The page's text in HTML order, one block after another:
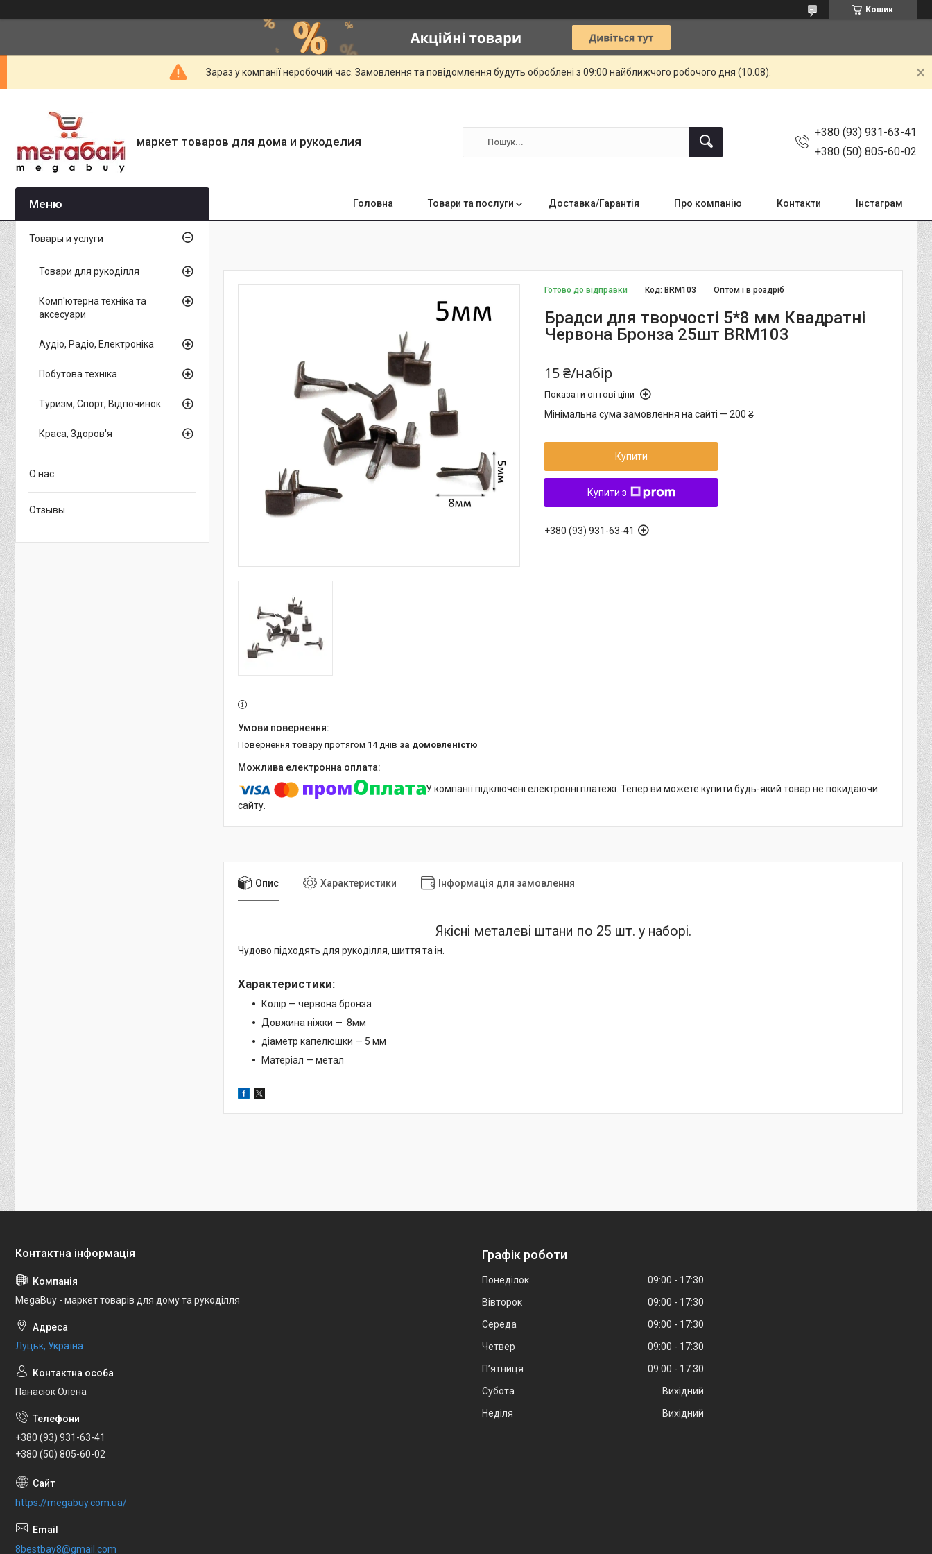
Кошик
Зараз у компанії неробочий час. Замовлення та повідомлення будуть оброблені з 09:00 найближчого робочого дня (10.08).
маркет товаров для дома и рукоделия
+380 (93) 931-63-41
+380 (50) 805-60-02
Головна Товари та послуги Доставка/Гарантія Про компанію Контакти Інстаграм
Готово до відправки Оптом і в роздріб
Код: BRM103
Брадси для творчості 5*8 мм Квадратні
Червона Бронза 25шт BRM103
15 ₴/набір
Показати оптові ціни
Мінімальна сума замовлення на сайті — 200 ₴
Купити
Купити з
+380 (93) 931-63-41
повернення товару протягом 14 днів за домовленістю
У компанії підключені електронні платежі. Тепер ви можете купити будь-який товар не покидаючи
сайту.
Опис Характеристики Інформація для замовлення
Якісні металеві штани по 25 шт. у наборі.
Чудово підходять для рукоділля, шиття та ін.
Характеристики:
Колір — червона бронза
Довжина ніжки — 8мм
діаметр капелюшки — 5 мм
Матеріал — метал
Товары и услуги
Товари для рукоділля
Комп'ютерна техніка та
аксесуари
Аудіо, Радіо, Електроніка
Побутова техніка
Туризм, Спорт, Відпочинок
Краса, Здоров'я
О нас
Отзывы
MegaBuy - маркет товарів для дому та рукоділля
Луцьк, Україна
Панасюк Олена
+380 (93) 931-63-41
+380 (50) 805-60-02
https://megabuy.com.ua/
8bestbay8@gmail.com
Графік роботи
Понеділок 09:00
17:30
Вівторок
09:00
17:30
Середа
09:00
17:30
Четвер
09:00
17:30
Пʼятниця
09:00
17:30
Субота
Вихідний
Неділя
Вихідний